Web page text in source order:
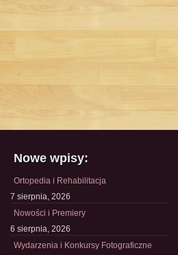
Nowe wpisy:
Ortopedia i Rehabilitacja
7 sierpnia, 2026
Nowości i Premiery
6 sierpnia, 2026
Wydarzenia i Konkursy Fotograficzne